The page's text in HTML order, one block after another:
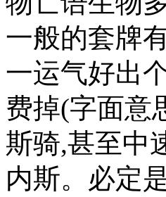
一般的套牌
一运气好出
费掉(字面意
斯骑,甚至中
内斯。必定